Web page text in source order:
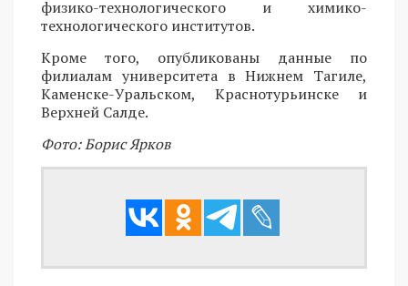
физико-технологического и химико-
технологического институтов.
Кроме того, опубликованы данные по
филиалам университета в Нижнем Тагиле,
Каменске-Уральском, Краснотурьинске и
Верхней Салде.
Фото: Борис Ярков